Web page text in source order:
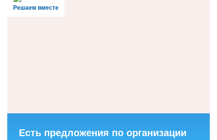
Решаем вместе
Есть предложения по организации